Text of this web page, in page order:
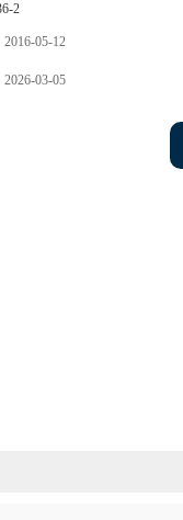
2
2016-05-12
2026-03-05